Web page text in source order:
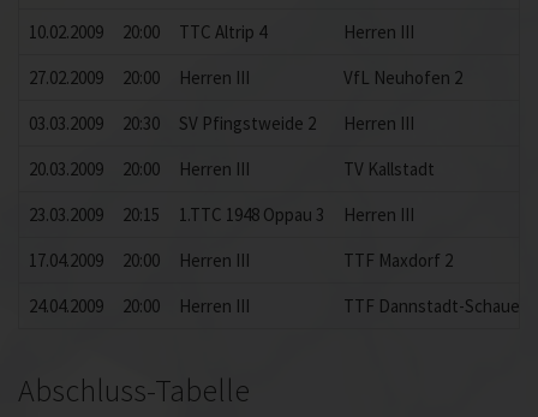
10.02.2009
20:00 TTC Altrip 4
Herren III
27.02.2009
20:00 Herren III
VfL Neuhofen 2
03.03.2009
20:30 SV Pfingstweide 2
Herren III
20.03.2009
20:00 Herren III
TV Kallstadt
23.03.2009
20:15 1.TTC 1948 Oppau 3
Herren III
17.04.2009
20:00 Herren III
TTF Maxdorf 2
24.04.2009
20:00 Herren III TTF Dannstadt-
Abschluss-Tabelle